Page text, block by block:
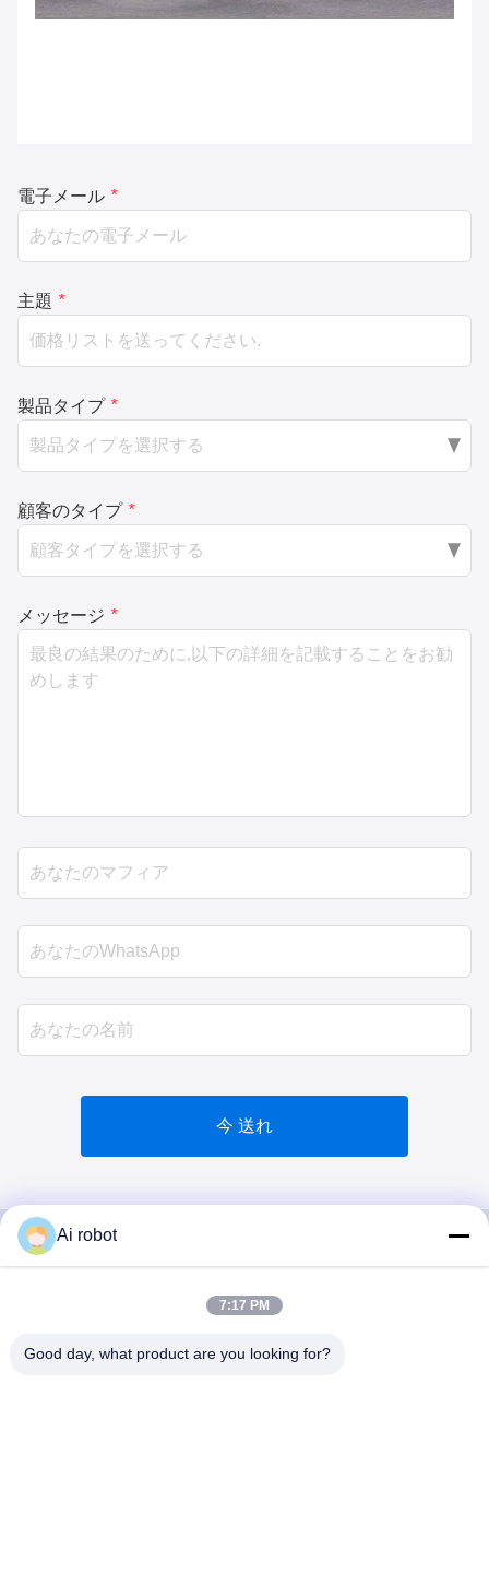
電子メール *
主題 *
製品タイプ *
顧客のタイプ *
メッセージ *
今 送れ
LABORATORY
Ai robot
7:17 PM
Good day, what product are you looking for?